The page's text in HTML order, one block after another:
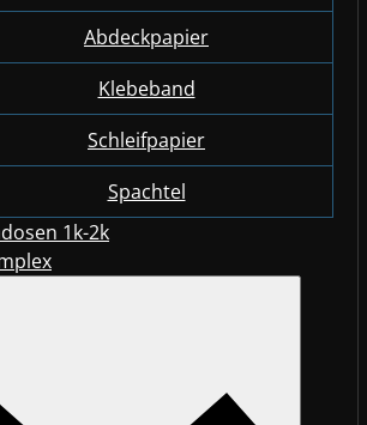
Abdeckpapier
Klebeband
Schleifpapier
Spachtel
1k-2k